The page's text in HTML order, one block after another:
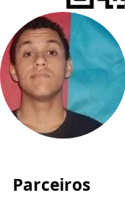
Parceiros